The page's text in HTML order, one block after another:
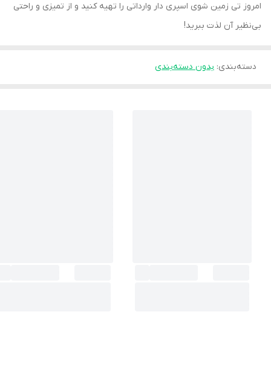
امروز تی زمین شوی اسپری دار وارداتی را تهیه کنید و از تمیزی و راحتی
بی‌نظیر آن لذت ببرید!
دسته‌بندی: بدون دسته‌بندی